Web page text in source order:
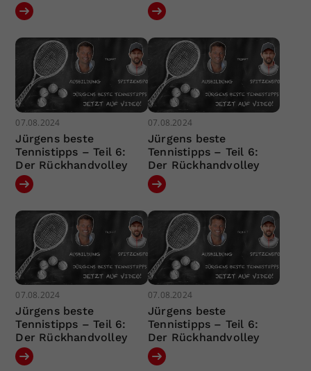
07.08.2024
Jürgens beste
Tennistipps – Teil 6:
Der Rückhandvolley
07.08.2024
Jürgens beste
Tennistipps – Teil 6:
Der Rückhandvolley
07.08.2024
Jürgens beste
Tennistipps – Teil 6:
Der Rückhandvolley
07.08.2024
Jürgens beste
Tennistipps – Teil 6:
Der Rückhandvolley